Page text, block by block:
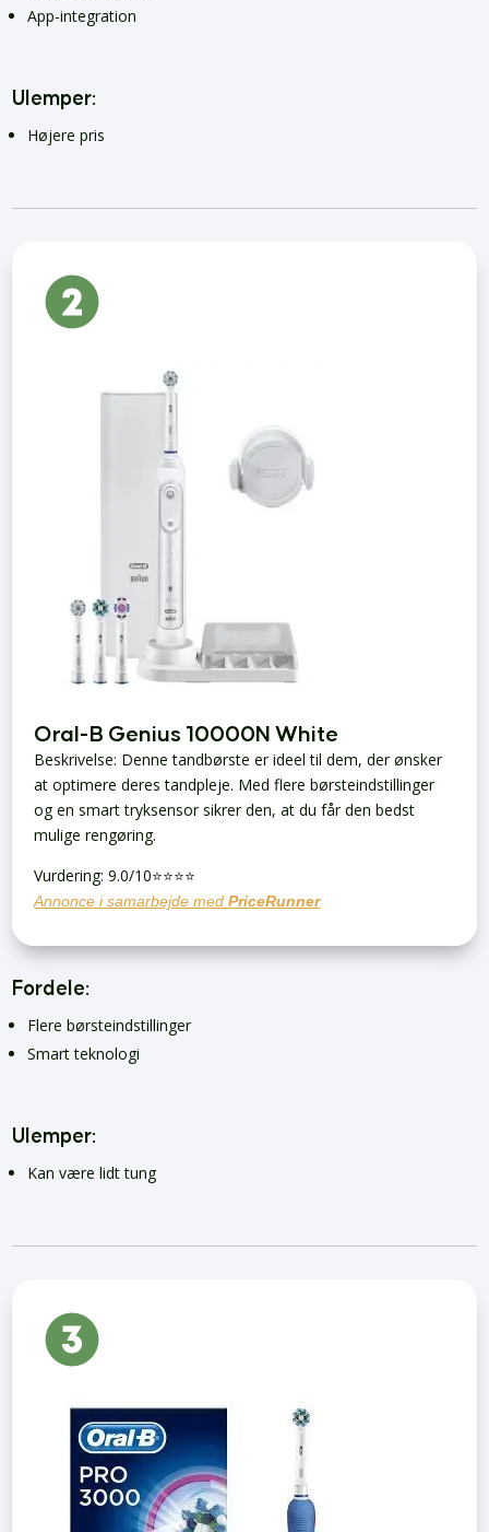
App-integration
Ulemper:
Højere pris
Oral-B Genius 10000N White
Beskrivelse: Denne tandbørste er ideel til dem, der ønsker
at optimere deres tandpleje. Med flere børsteindstillinger
og en smart tryksensor sikrer den, at du får den bedst
mulige rengøring.
Vurdering: 9.0/10⭐⭐⭐⭐
Annonce i samarbejde medPriceRunner
Fordele:
Flere børsteindstillinger
Smart teknologi
Ulemper:
Kan være lidt tung